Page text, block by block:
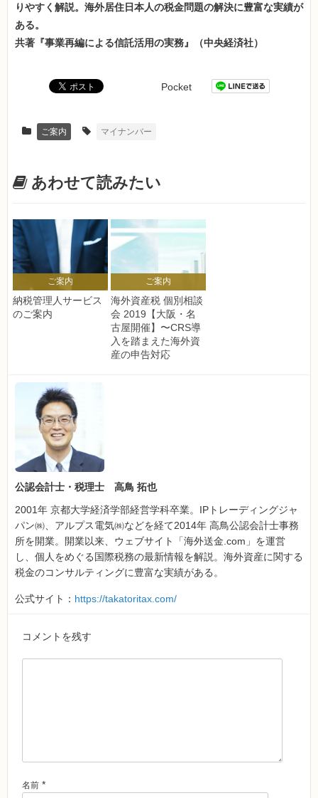
りやすく解説。海外居住日本人の税金問題の解決に豊富な実績が
ある。
共著『事業再編による信託活用の実務』（中央経済社）
Pocket
ご案内 マイナンバー
あわせて読みたい
ご案内
納税管理人サービス
のご案内
ご案内
海外資産税 個別相談
会 2019【大阪・名
古屋開催】〜CRS導
入を踏まえた海外資
産の申告対応
公認会計士・税理士 高鳥 拓也
2001年 京都大学経済学部経営学科卒業。IPトレーディングジャ
パン㈱、アルプス電気㈱などを経て2014年 高鳥公認会計士事務
所を開業。開業以来、ウェブサイト「海外送金.com」を運営
し、個人をめぐる国際税務の最新情報を解説。海外資産に関する
税金のコンサルティングに豊富な実績がある。
公式サイト： https://takatoritax.com/
コメントを残す
名前 *